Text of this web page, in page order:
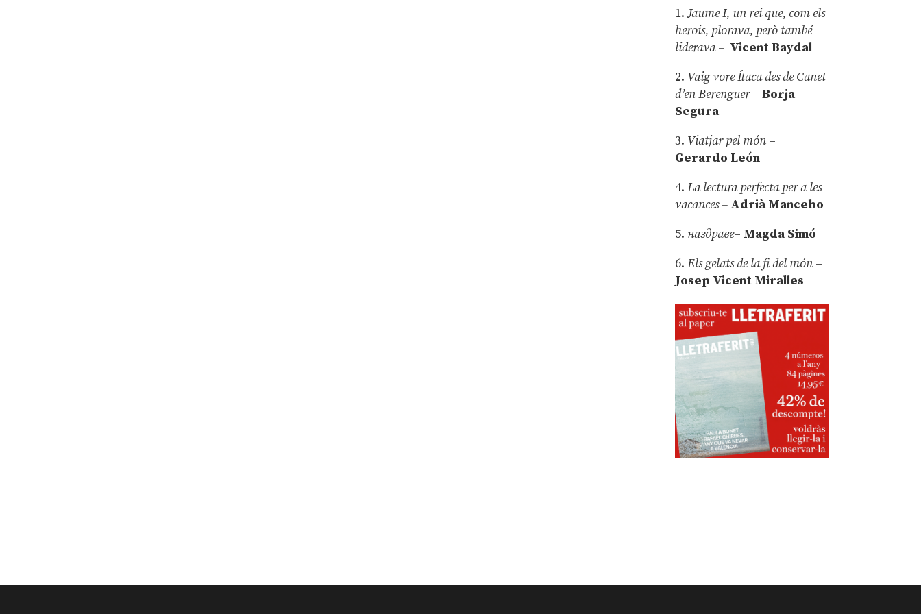
1.Jaume I, un rei que, com els
herois, plorava, però també
liderava – Vicent Baydal
2. Vaig vore Ítaca des de Canet
d’en Berenguer–Borja
Segura
3. Viatjar pel món –
Gerardo León
4.La lectura perfecta per a les
vacances – Adrià Mancebo
5. наздраве– Magda Simó
6.Els gelats de la fi del món –
Josep Vicent Miralles